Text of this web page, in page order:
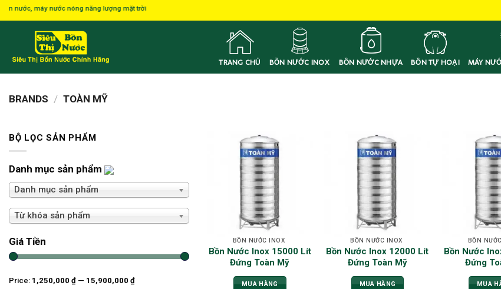
Skip
to
máy nước nóng năng lượng mặt trời
TRANG CHỦ BỒN NƯỚC INOX BỒN NƯỚC NHỰA BỒN TỰ HOẠI MÁY
BRANDS / TOÀN MỸ
BỘ LỌC SẢN PHẨM
Danh mục sản phẩm
Danh mục sản phẩm
Từ khóa sản phẩm
Giá Tiền
Price: 1,250,000 ₫ — 15,900,000 ₫
BỒN NƯỚC INOX
Bồn Nước Inox 15000 Lít
Đứng Toàn Mỹ
MUA HÀNG
BỒN NƯỚC INOX
Bồn Nước Inox 12000 Lít
Đứng Toàn Mỹ
MUA HÀNG
BỒN
Bồn Nước
Đứng
MUA